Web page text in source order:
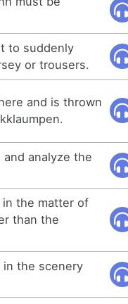
to suddenly
or trousers.
and is thrown
analyze the
the matter of
than the
in the scenery